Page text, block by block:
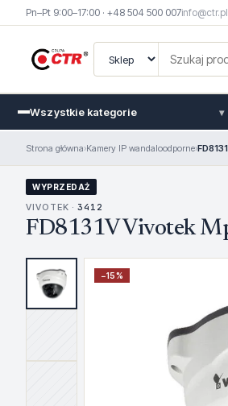
Pn–Pt 9:00–17:00 · +48 504 500 007info@ctr.pl
Wszystkie kategorie ▾
Strona główna›Kamery IP wandaloodporne›
WYPRZEDAŻ
VIVOTEK · 3412
FD8131V Vivotek
−15%